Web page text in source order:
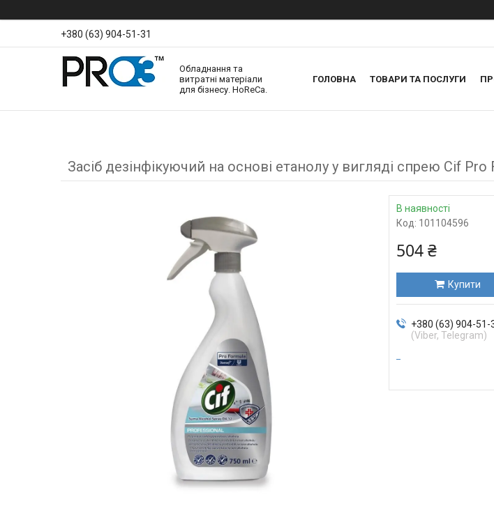
+380 (63) 904-51-31
Обладнання та
витратні матеріали
для бізнесу. HoReCa.
ГОЛОВНА ТОВАРИ ТА ПОСЛУГИ
Засіб дезінфікуючий на основі етанолу у вигляді спрею Cif
В наявності
Код: 101104596
504 ₴
Купити
+380 (63) 904-51-
(Viber, Telegram)